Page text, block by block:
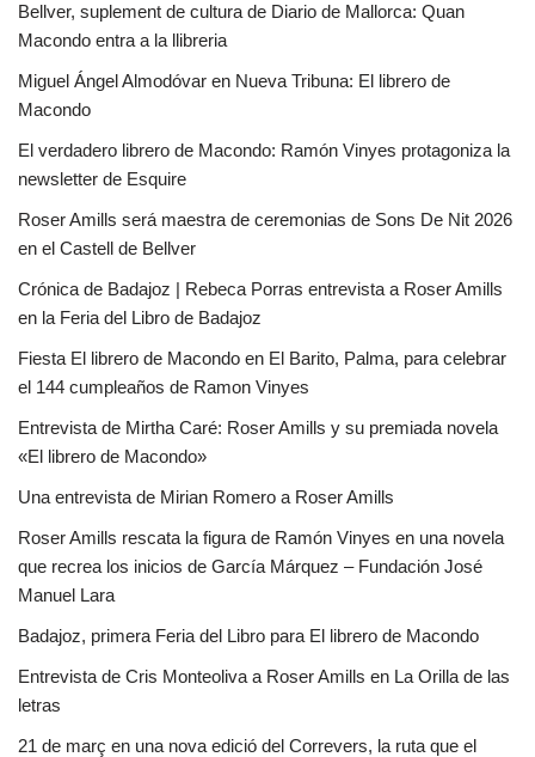
Bellver, suplement de cultura de Diario de Mallorca: Quan
Macondo entra a la llibreria
Miguel Ángel Almodóvar en Nueva Tribuna: El librero de
Macondo
El verdadero librero de Macondo: Ramón Vinyes protagoniza la
newsletter de Esquire
Roser Amills será maestra de ceremonias de Sons De Nit 2026
en el Castell de Bellver
Crónica de Badajoz | Rebeca Porras entrevista a Roser Amills
en la Feria del Libro de Badajoz
Fiesta El librero de Macondo en El Barito, Palma, para celebrar
el 144 cumpleaños de Ramon Vinyes
Entrevista de Mirtha Caré: Roser Amills y su premiada novela
«El librero de Macondo»
Una entrevista de Mirian Romero a Roser Amills
Roser Amills rescata la figura de Ramón Vinyes en una novela
que recrea los inicios de García Márquez – Fundación José
Manuel Lara
Badajoz, primera Feria del Libro para El librero de Macondo
Entrevista de Cris Monteoliva a Roser Amills en La Orilla de las
letras
21 de març en una nova edició del Correvers, la ruta que el